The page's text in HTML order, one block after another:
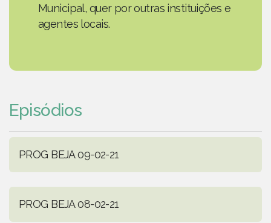
Municipal, quer por outras instituições e
agentes locais.
Episódios
PROG BEJA 09-02-21
PROG BEJA 08-02-21